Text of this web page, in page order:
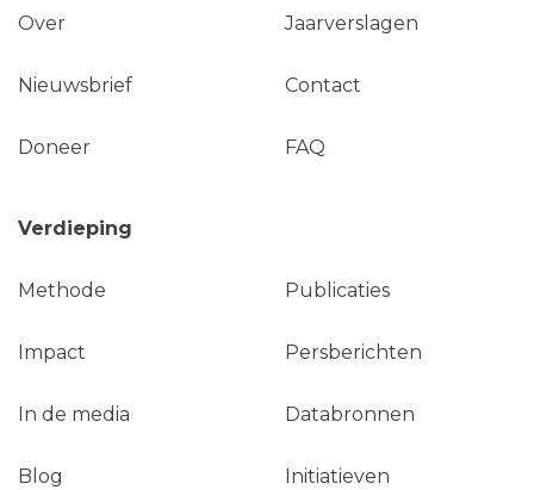
Over Jaarverslagen
Nieuwsbrief Contact
Doneer FAQ
Verdieping
Methode Publicaties
Impact Persberichten
In de media Databronnen
Blog Initiatieven